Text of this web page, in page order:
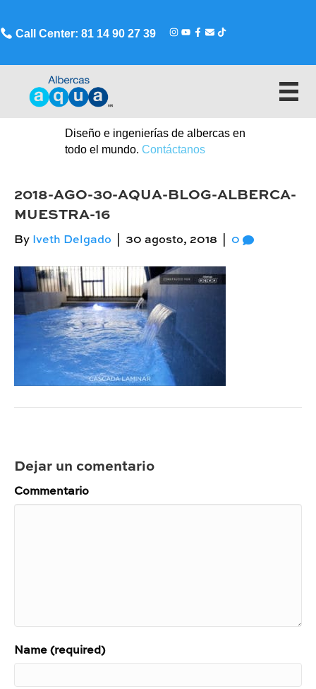
Call Center: 81 14 90 27 39
Diseño e ingenierías de albercas en
todo el mundo. Contáctanos
2018-AGO-30-AQUA-BLOG-ALBERCA-
MUESTRA-16
By Iveth Delgado 30 agosto, 2018 0
Dejar un comentario
Commentario
Name (required)